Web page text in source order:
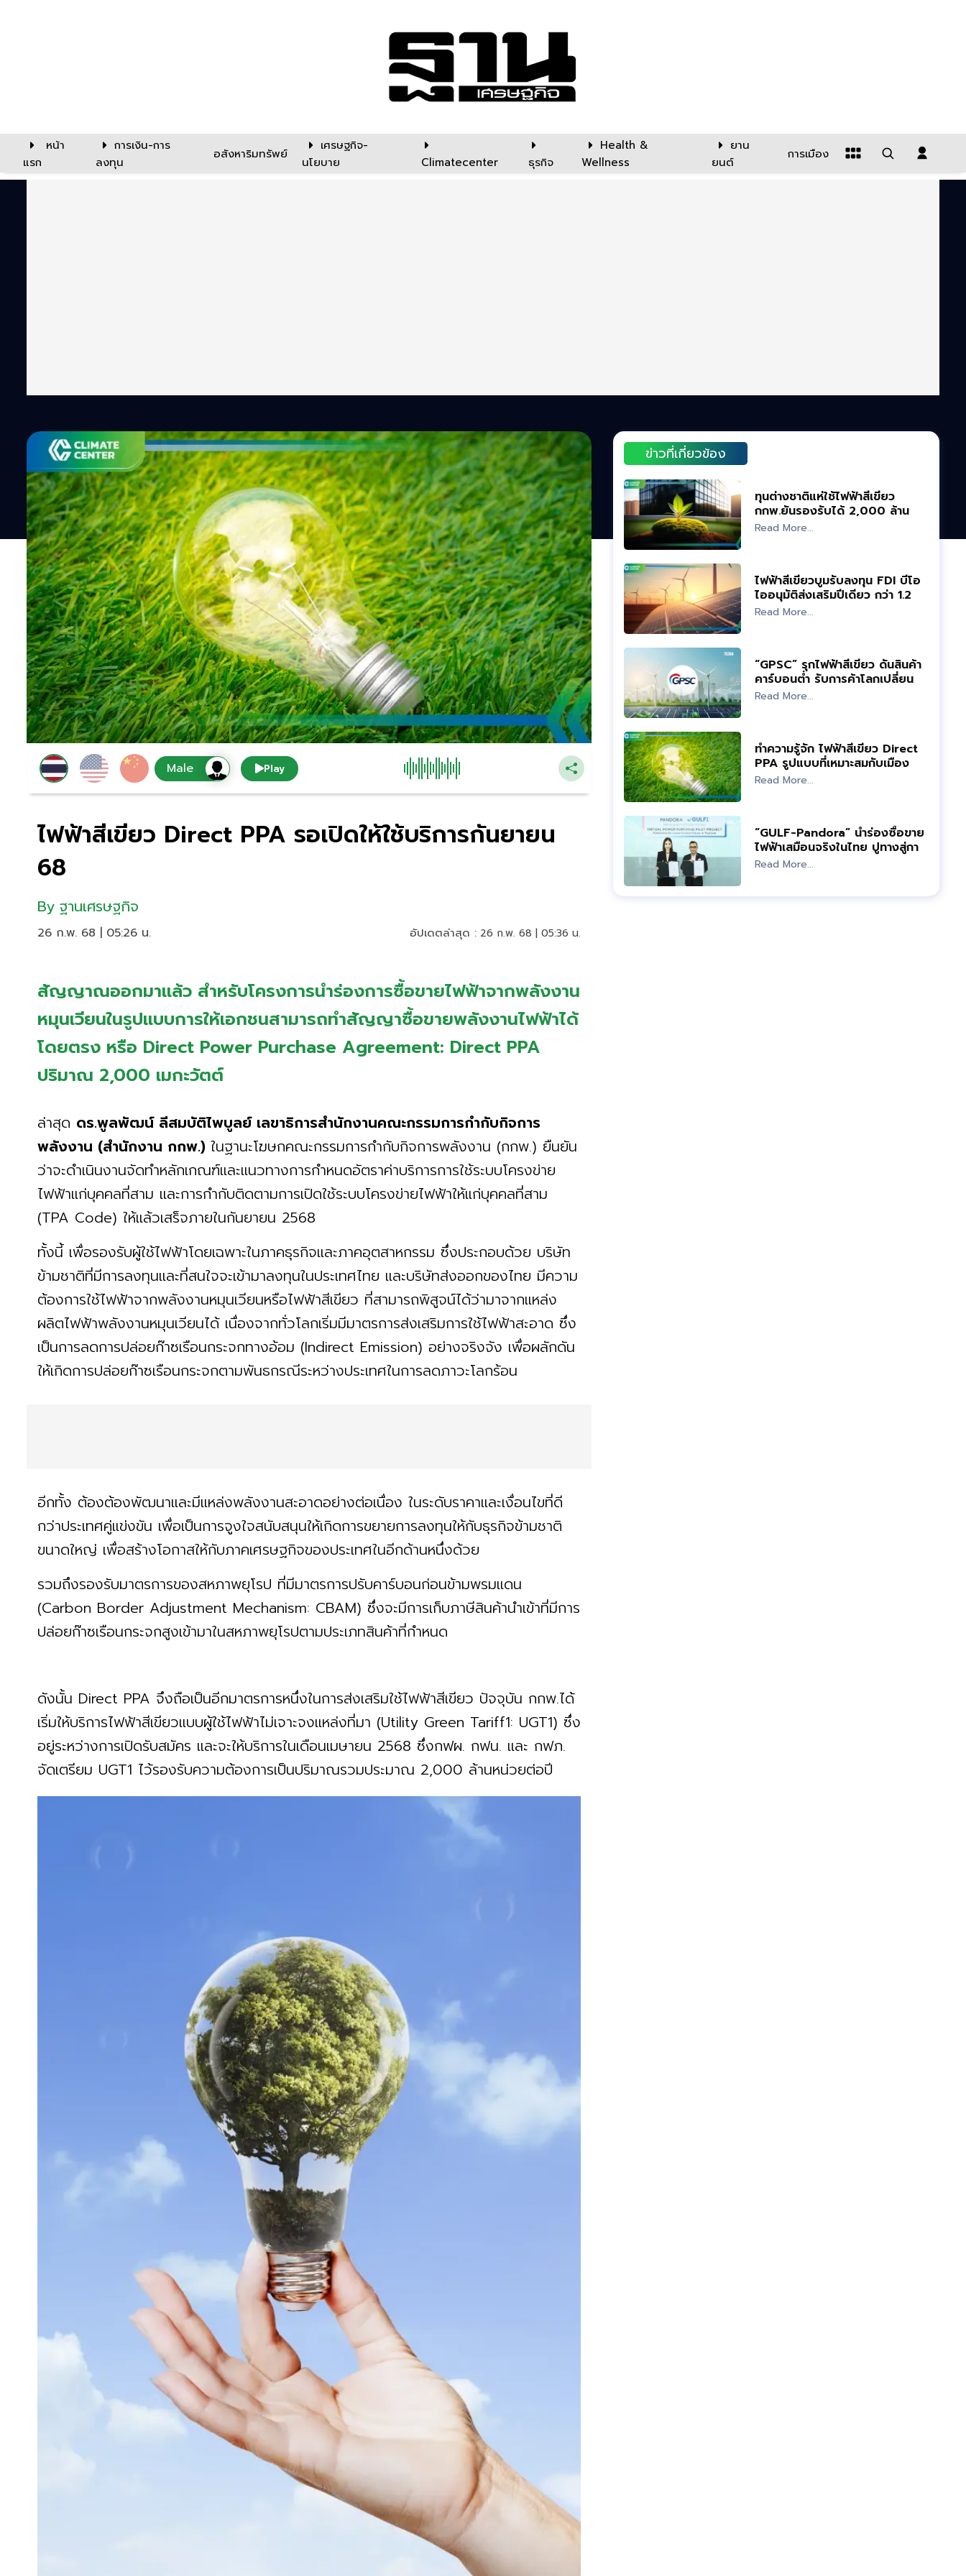
หน้า
แรก
การเงิน-การ
ลงทุน
อสังหาริมทรัพย์
เศรษฐกิจ-
นโยบาย
Climatecenter ธุรกิจ
Health &
Wellness
ยาน
ยนต์
การเมือง
Play
ไฟฟ้าสีเขียว Direct PPA รอเปิดให้ใช้บริการกันยายน
68
By ฐานเศรษฐกิจ
26 ก.พ. 68 | 05:26 น. อัปเดตล่าสุด : 26 ก.พ. 68 | 05:36 น.
สัญญาณออกมาแล้ว สำหรับโครงการนำร่องการซื้อขายไฟฟ้าจากพลังงาน
หมุนเวียนในรูปแบบการให้เอกชนสามารถทำสัญญาซื้อขายพลังงานไฟฟ้าได้
โดยตรง หรือ Direct Power Purchase Agreement: Direct PPA
ปริมาณ 2,000 เมกะวัตต์
ล่าสุด ดร.พูลพัฒน์ ลีสมบัติไพบูลย์ เลขาธิการสำนักงานคณะกรรมการกำกับกิจการ
พลังงาน (สำนักงาน กกพ.) ในฐานะโฆษกคณะกรรมการกำกับกิจการพลังงาน (กกพ.) ยืนยัน
ว่าจะดำเนินงานจัดทำหลักเกณฑ์และแนวทางการกำหนดอัตราค่าบริการการใช้ระบบโครงข่าย
ไฟฟ้าแก่บุคคลที่สาม และการกำกับติดตามการเปิดใช้ระบบโครงข่ายไฟฟ้าให้แก่บุคคลที่สาม
(TPA Code) ให้แล้วเสร็จภายในกันยายน 2568
ทั้งนี้ เพื่อรองรับผู้ใช้ไฟฟ้าโดยเฉพาะในภาคธุรกิจและภาคอุตสาหกรรม ซึ่งประกอบด้วย บริษัท
ข้ามชาติที่มีการลงทุนและที่สนใจจะเข้ามาลงทุนในประเทศไทย และบริษัทส่งออกของไทย มีความ
ต้องการใช้ไฟฟ้าจากพลังงานหมุนเวียนหรือไฟฟ้าสีเขียว ที่สามารถพิสูจน์ได้ว่ามาจากแหล่ง
ผลิตไฟฟ้าพลังงานหมุนเวียนได้ เนื่องจากทั่วโลกเริ่มมีมาตรการส่งเสริมการใช้ไฟฟ้าสะอาด ซึ่ง
เป็นการลดการปล่อยก๊าซเรือนกระจกทางอ้อม (Indirect Emission) อย่างจริงจัง เพื่อผลักดัน
ให้เกิดการปล่อยก๊าซเรือนกระจกตามพันธกรณีระหว่างประเทศในการลดภาวะโลกร้อน
อีกทั้ง ต้องต้องพัฒนาและมีแหล่งพลังงานสะอาดอย่างต่อเนื่อง ในระดับราคาและเงื่อนไขที่ดี
กว่าประเทศคู่แข่งขัน เพื่อเป็นการจูงใจสนับสนุนให้เกิดการขยายการลงทุนให้กับธุรกิจข้ามชาติ
ขนาดใหญ่ เพื่อสร้างโอกาสให้กับภาคเศรษฐกิจของประเทศในอีกด้านหนึ่งด้วย
รวมถึงรองรับมาตรการของสหภาพยุโรป ที่มีมาตรการปรับคาร์บอนก่อนข้ามพรมแดน
(Carbon Border Adjustment Mechanism: CBAM) ซึ่งจะมีการเก็บภาษีสินค้านำเข้าที่มีการ
ปล่อยก๊าซเรือนกระจกสูงเข้ามาในสหภาพยุโรปตามประเภทสินค้าที่กำหนด
ดังนั้น Direct PPA จึงถือเป็นอีกมาตรการหนึ่งในการส่งเสริมใช้ไฟฟ้าสีเขียว ปัจจุบัน กกพ.ได้
เริ่มให้บริการไฟฟ้าสีเขียวแบบผู้ใช้ไฟฟ้าไม่เจาะจงแหล่งที่มา (Utility Green Tariff1: UGT1) ซึ่ง
อยู่ระหว่างการเปิดรับสมัคร และจะให้บริการในเดือนเมษายน 2568 ซึ่งกฟผ. กฟน. และ กฟภ.
จัดเตรียม UGT1 ไว้รองรับความต้องการเป็นปริมาณรวมประมาณ 2,000 ล้านหน่วยต่อปี
ข่าวที่เกี่ยวข้อง
ทุนต่างชาติแห่ใช้ไฟฟ้าสีเขียว
กกพ.ยันรองรับได้ 2,000 ล้าน
หน่วย
Read More...
ไฟฟ้าสีเขียวบูมรับลงทุน FDI บีโอ
ไออนุมัติส่งเสริมปีเดียว กว่า 1.2
แสนล้าน
Read More...
“GPSC” รุกไฟฟ้าสีเขียว ดันสินค้า
คาร์บอนต่ำ รับการค้าโลกเปลี่ยน
มุ่ง Net Zero
Read More...
ทำความรู้จัก ไฟฟ้าสีเขียว Direct
PPA รูปแบบที่เหมาะสมกับเมือง
ไทย
Read More...
“GULF-Pandora” นำร่องซื้อขาย
ไฟฟ้าเสมือนจริงในไทย ปูทางสู่การ
ใช้ในประเทศ
Read More...